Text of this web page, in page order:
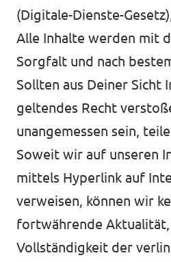
(Digitale-Dienste-
Alle Inhalte werden mit
Sorgfalt und nach
Sollten aus Deiner Sicht
geltendes Recht
unangemessen sein,
Soweit wir auf unseren
mittels Hyperlink auf
verweisen, können wir
fortwährende
Vollständigkeit der